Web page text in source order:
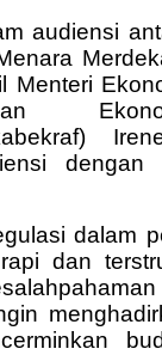
audiensi
Menteri
dengan
dalam
dan